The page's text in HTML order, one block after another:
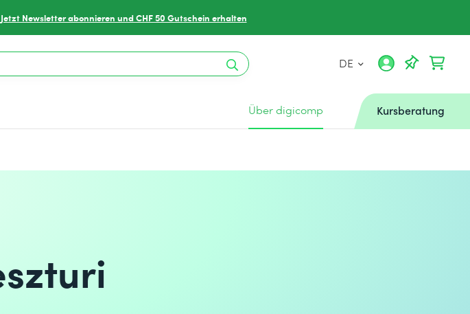
Jetzt Newsletter abonnieren und CHF 50 Gutschein erhalten
DE
Über digicomp Kursberatung